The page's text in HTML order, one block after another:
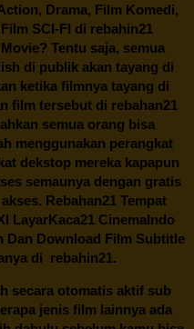
Drama, Film Komedi,
SCI-FI di rebahin21
Tentu saja, semua
di publik akan tayang di
ketika filmnya tayang di
film tersebut di rebahan21
semua orang bisa
menggunakan perangkat
dekstop mereka kapapun
semaunya dengan gratis
Rebahan21 Tempat
LayarKaca21 CinemaIndo
Dan Download Film Subtitle
di rebahin21.
secara otomatis aktif sub
jenis film lainnya ada